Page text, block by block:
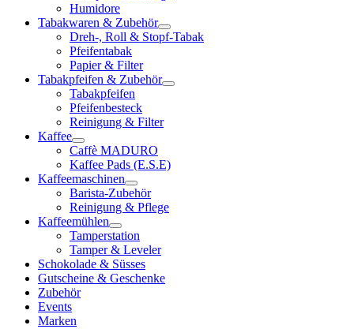
Humidore
Tabakwaren & Zubehör
Dreh-, Roll & Stopf-Tabak
Pfeifentabak
Papier & Filter
Tabakpfeifen & Zubehör
Tabakpfeifen
Pfeifenbesteck
Reinigung & Filter
Kaffee
Caffè MADURO
Kaffee Pads (E.S.E)
Kaffeemaschinen
Barista-Zubehör
Reinigung & Pflege
Kaffeemühlen
Tamperstation
Tamper & Leveler
Schokolade & Süsses
Gutscheine & Geschenke
Zubehör
Events
Marken